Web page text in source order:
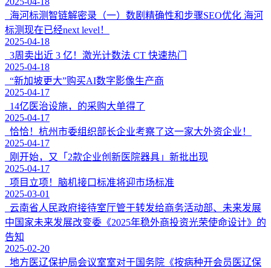
海河标测智链解密录（一）数剧精确性和步骤SEO优化 海河
标测现在已经next level！
2025-04-18
3周卖出近 3 亿！激光计数法 CT 快速热门
2025-04-18
“新加坡更大”购买AI数字影像生产商
2025-04-17
14亿医治设施，的采购大单得了
2025-04-17
恰恰！杭州市委组织部长企业考察了这一家大外资企业！
2025-04-17
刚开始，又「2款企业创新医院器具」新批出现
2025-04-17
项目立项！脑机接口标准将迎市场标准
2025-03-01
云南省人民政府接待室厅管于转发给商务活动部、未来发展
中国家未来发展改变委《2025年稳外商投资光荣使命设计》的
告知
2025-02-20
地方医辽保护局会议室室对于国务院《按病种开会员医辽保